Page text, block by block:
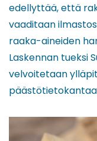
edellyttää, että
vaaditaan
raaka-aineiden
Laskennan tueksi
velvoitetaan